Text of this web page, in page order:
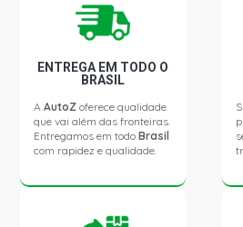
ENTREGA EM TODO O
BRASIL
AAutoZ oferece qualidade
que vai além das fronteiras.
Entregamos em todoBrasil
com rapidez e qualidade.